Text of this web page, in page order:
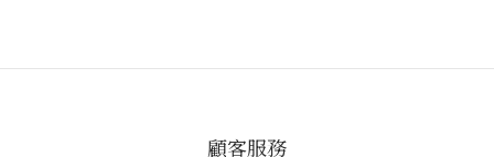
顧客服務